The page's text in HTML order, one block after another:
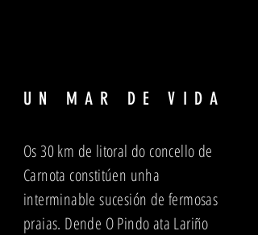
UN MAR DE VIDA
Os 30 km de litoral do concello de
Carnota constitúen unha
interminable sucesión de fermosas
praias. Dende O Pindo ata Lariño